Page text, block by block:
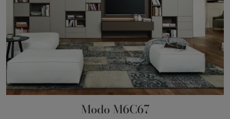
Modo M6C67